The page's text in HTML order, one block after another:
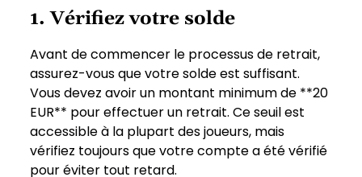
1. Vérifiez votre solde
Avant de commencer le processus de retrait,
assurez-vous que votre solde est suffisant.
Vous devez avoir un montant minimum de **20
EUR** pour effectuer un retrait. Ce seuil est
accessible à la plupart des joueurs, mais
vérifiez toujours que votre compte a été vérifié
pour éviter tout retard.